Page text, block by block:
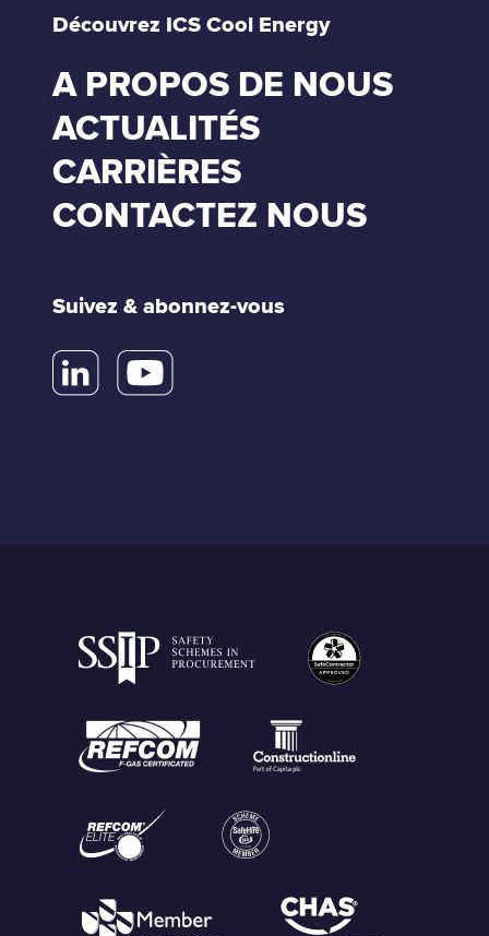
Découvrez ICS Cool Energy
A PROPOS DE NOUS
ACTUALITÉS
CARRIÈRES
CONTACTEZ NOUS
Suivez & abonnez-vous